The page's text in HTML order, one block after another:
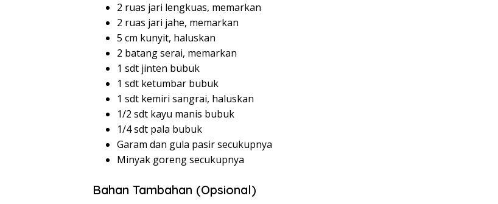
2 ruas jari lengkuas, memarkan
2 ruas jari jahe, memarkan
5 cm kunyit, haluskan
2 batang serai, memarkan
1 sdt jinten bubuk
1 sdt ketumbar bubuk
1 sdt kemiri sangrai, haluskan
1/2 sdt kayu manis bubuk
1/4 sdt pala bubuk
Garam dan gula pasir secukupnya
Minyak goreng secukupnya
Bahan Tambahan (Opsional)